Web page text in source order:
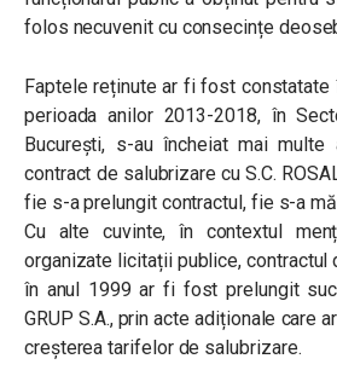
folos necuvenit cu consecințe
Faptele reținute ar fi fost constatate
perioada anilor 2013-2018, în
București, s-au încheiat mai
contract de salubrizare cu S.C.
fie s-a prelungit contractul, fie s-a
Cu alte cuvinte, în contextul
organizate licitații publice, contractul
în anul 1999 ar fi fost prelungit
GRUP S.A., prin acte adiționale care
creșterea tarifelor de salubrizare.